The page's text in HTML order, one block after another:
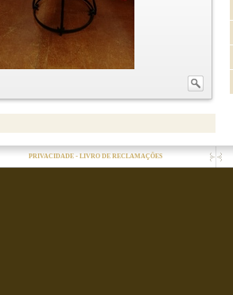
PRIVACIDADE - LIVRO DE RECLAMAÇÕES